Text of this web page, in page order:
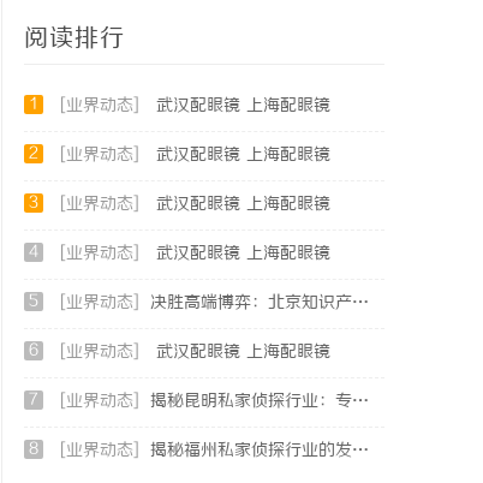
阅读排行
1 [业界动态] 武汉配眼镜 上海配眼镜
2 [业界动态] 武汉配眼镜 上海配眼镜
3 [业界动态] 武汉配眼镜 上海配眼镜
4 [业界动态] 武汉配眼镜 上海配眼镜
5 [业界动态] 决胜高端博弈：北京知识产权律师在疑难复杂案件中的破局之道
6 [业界动态] 武汉配眼镜 上海配眼镜
7 [业界动态] 揭秘昆明私家侦探行业：专业服务与实际案例分析
8 [业界动态] 揭秘福州私家侦探行业的发展与实际应用全解析